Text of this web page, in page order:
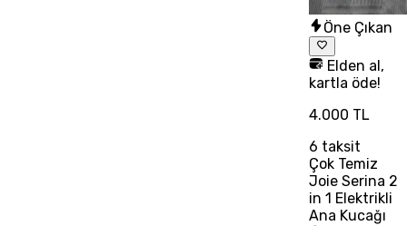
Öne Çıkan
Elden al,
kartla öde!
4.000 TL
6 taksit
Çok Temiz
Joie Serina 2
in 1 Elektrikli
Ana Kucağı